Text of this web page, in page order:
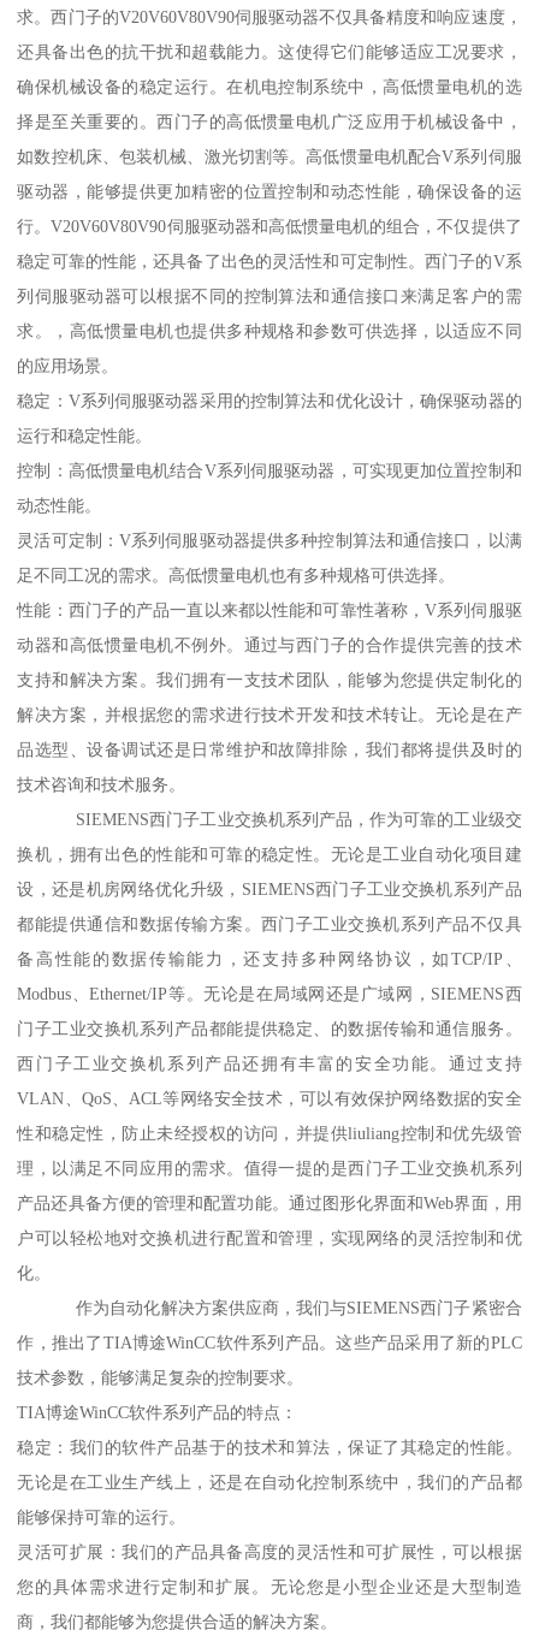
求。西门子的V20V60V80V90伺服驱动器不仅具备精度和响应速度，
还具备出色的抗干扰和超载能力。这使得它们能够适应工况要求，
确保机械设备的稳定运行。在机电控制系统中，高低惯量电机的选
择是至关重要的。西门子的高低惯量电机广泛应用于机械设备中，
如数控机床、包装机械、激光切割等。高低惯量电机配合V系列伺服
驱动器，能够提供更加精密的位置控制和动态性能，确保设备的运
行。V20V60V80V90伺服驱动器和高低惯量电机的组合，不仅提供了
稳定可靠的性能，还具备了出色的灵活性和可定制性。西门子的V系
列伺服驱动器可以根据不同的控制算法和通信接口来满足客户的需
求。，高低惯量电机也提供多种规格和参数可供选择，以适应不同
的应用场景。
稳定：V系列伺服驱动器采用的控制算法和优化设计，确保驱动器的
运行和稳定性能。
控制：高低惯量电机结合V系列伺服驱动器，可实现更加位置控制和
动态性能。
灵活可定制：V系列伺服驱动器提供多种控制算法和通信接口，以满
足不同工况的需求。高低惯量电机也有多种规格可供选择。
性能：西门子的产品一直以来都以性能和可靠性著称，V系列伺服驱
动器和高低惯量电机不例外。通过与西门子的合作提供完善的技术
支持和解决方案。我们拥有一支技术团队，能够为您提供定制化的
解决方案，并根据您的需求进行技术开发和技术转让。无论是在产
品选型、设备调试还是日常维护和故障排除，我们都将提供及时的
技术咨询和技术服务。
SIEMENS西门子工业交换机系列产品，作为可靠的工业级交
换机，拥有出色的性能和可靠的稳定性。无论是工业自动化项目建
设，还是机房网络优化升级，SIEMENS西门子工业交换机系列产品
都能提供通信和数据传输方案。西门子工业交换机系列产品不仅具
备高性能的数据传输能力，还支持多种网络协议，如TCP/IP、
Modbus、Ethernet/IP等。无论是在局域网还是广域网，SIEMENS西
门子工业交换机系列产品都能提供稳定、的数据传输和通信服务。
西门子工业交换机系列产品还拥有丰富的安全功能。通过支持
VLAN、QoS、ACL等网络安全技术，可以有效保护网络数据的安全
性和稳定性，防止未经授权的访问，并提供liuliang控制和优先级管
理，以满足不同应用的需求。值得一提的是西门子工业交换机系列
产品还具备方便的管理和配置功能。通过图形化界面和Web界面，用
户可以轻松地对交换机进行配置和管理，实现网络的灵活控制和优
化。
作为自动化解决方案供应商，我们与SIEMENS西门子紧密合
作，推出了TIA博途WinCC软件系列产品。这些产品采用了新的PLC
技术参数，能够满足复杂的控制要求。
TIA博途WinCC软件系列产品的特点：
稳定：我们的软件产品基于的技术和算法，保证了其稳定的性能。
无论是在工业生产线上，还是在自动化控制系统中，我们的产品都
能够保持可靠的运行。
灵活可扩展：我们的产品具备高度的灵活性和可扩展性，可以根据
您的具体需求进行定制和扩展。无论您是小型企业还是大型制造
商，我们都能够为您提供合适的解决方案。